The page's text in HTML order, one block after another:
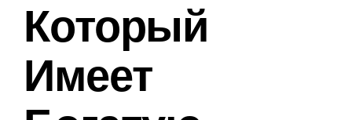
Который
Имеет